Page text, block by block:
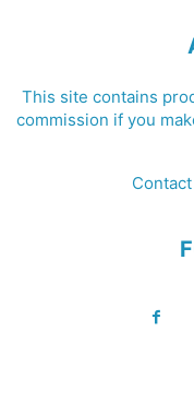
This site contains
commission if you